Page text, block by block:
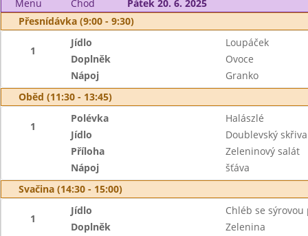
Menu
Chod
Pátek 20. 6. 2025
Přesnídávka (9:00 - 9:30)
1
Jídlo
Loupáček
Doplněk
Ovoce
Nápoj
Granko
Oběd (11:30 - 13:45)
1
Polévka
Halászlé
Jídlo
Doublevský
Příloha
Zeleninový salát
Nápoj
šťáva
Svačina (14:30 - 15:00)
1
Jídlo
Chléb se
Doplněk
Zelenina